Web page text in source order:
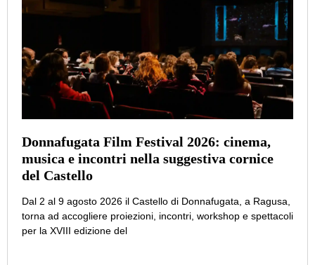
Donnafugata Film Festival 2026: cinema,
musica e incontri nella suggestiva cornice
del Castello
Dal 2 al 9 agosto 2026 il Castello di Donnafugata, a Ragusa,
torna ad accogliere proiezioni, incontri, workshop e spettacoli
per la XVIII edizione del